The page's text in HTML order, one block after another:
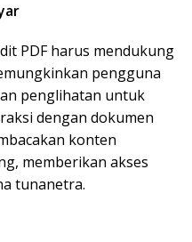
PDF harus mendukung
pengguna
penglihatan untuk
dengan dokumen
konten
memberikan akses
tunanetra.